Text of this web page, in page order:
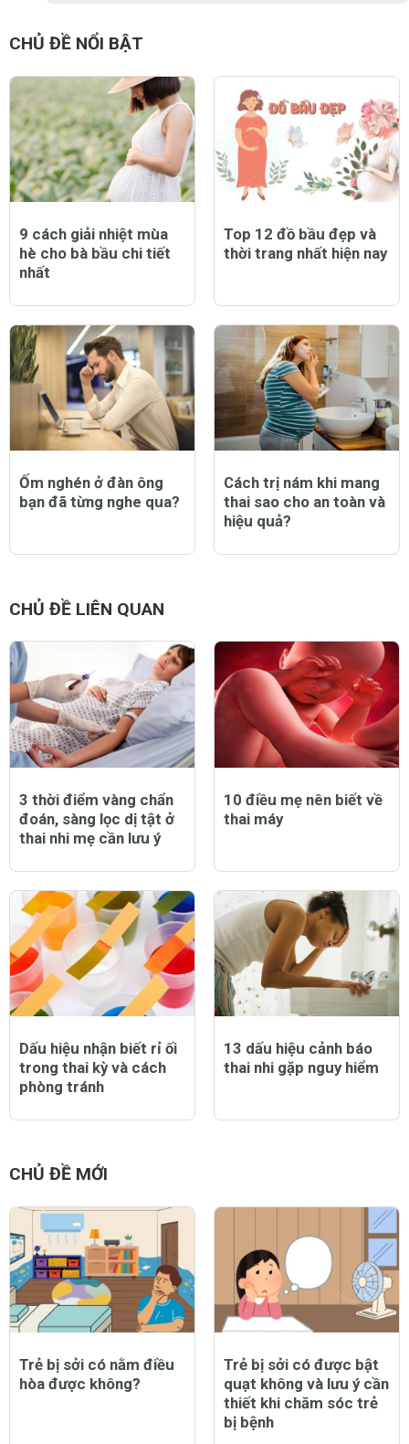
CHỦ ĐỀ NỔI BẬT
9 cách giải nhiệt mùa
hè cho bà bầu chi tiết
nhất
Top 12 đồ bầu đẹp và
thời trang nhất hiện nay
Ốm nghén ở đàn ông
bạn đã từng nghe qua?
Cách trị nám khi mang
thai sao cho an toàn và
hiệu quả?
CHỦ ĐỀ LIÊN QUAN
3 thời điểm vàng chẩn
đoán, sàng lọc dị tật ở
thai nhi mẹ cần lưu ý
10 điều mẹ nên biết về
thai máy
Dấu hiệu nhận biết rỉ ối
trong thai kỳ và cách
phòng tránh
13 dấu hiệu cảnh báo
thai nhi gặp nguy hiểm
CHỦ ĐỀ MỚI
Trẻ bị sởi có nằm điều
hòa được không?
Trẻ bị sởi có được bật
quạt không và lưu ý cần
thiết khi chăm sóc trẻ
bị bệnh